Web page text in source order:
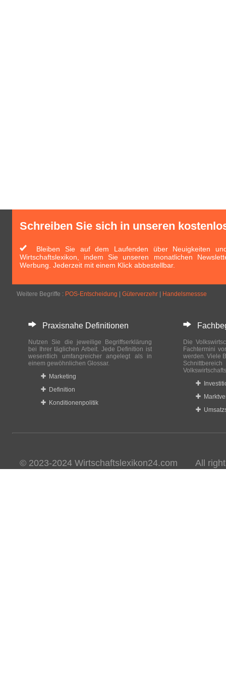
Schreiben Sie sich in unseren
Bleiben Sie auf dem Laufenden über Neuigkeiten
Wirtschaftslexikon, indem Sie unseren monatlichen
Werbung. Jederzeit mit einem Klick abbestellbar.
Weitere Begriffe : POS-Entscheidung Güterverzehr Handelsmessse
Praxisnahe Definitionen
Nutzen Sie die jeweilige Begriffserklärung
bei Ihrer täglichen Arbeit. Jede Definition ist
wesentlich umfangreicher angelegt als in
einem gewöhnlichen Glossar.
Marketing
Definition
Konditionenpolitik
Die
Fachtermini
werden. Viele
© 2023-2024 Wirtschaftslexikon24.com All